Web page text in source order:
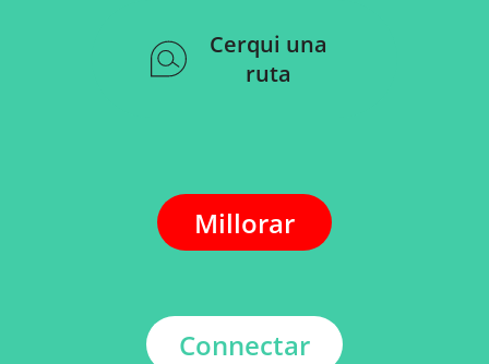
Cerqui una
ruta
Millorar
Connectar